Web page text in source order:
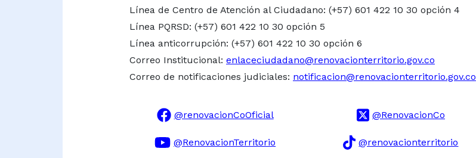
Línea de Centro de Atención al Ciudadano: (+57) 601 422 10 30 opción 4
Línea PQRSD: (+57) 601 422 10 30 opción 5
Línea anticorrupción: (+57) 601 422 10 30 opción 6
Correo Institucional: enlaceciudadano@renovacionterritorio.gov.co
Correo de notificaciones judiciales: notificacion@renovacionterritorio.gov.co
@renovacionCoOficial @RenovacionCo
@RenovacionTerritorio @renovacionterritorio